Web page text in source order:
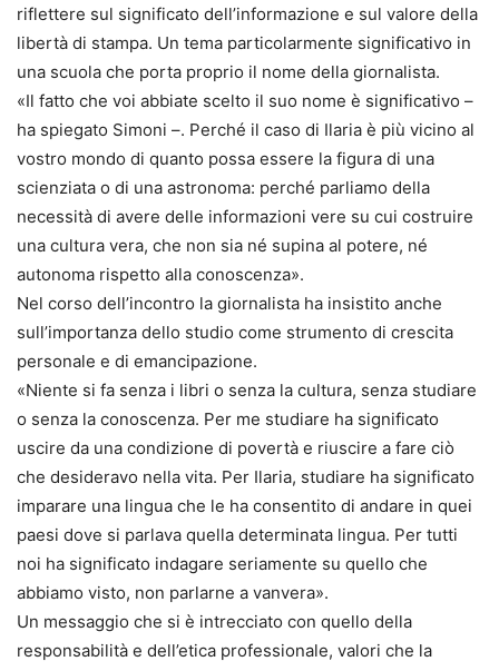
riflettere sul significato dell’informazione e sul valore della
libertà di stampa. Un tema particolarmente significativo in
una scuola che porta proprio il nome della giornalista.
«Il fatto che voi abbiate scelto il suo nome è significativo –
ha spiegato Simoni –. Perché il caso di Ilaria è più vicino al
vostro mondo di quanto possa essere la figura di una
scienziata o di una astronoma: perché parliamo della
necessità di avere delle informazioni vere su cui costruire
una cultura vera, che non sia né supina al potere, né
autonoma rispetto alla conoscenza».
Nel corso dell’incontro la giornalista ha insistito anche
sull’importanza dello studio come strumento di crescita
personale e di emancipazione.
«Niente si fa senza i libri o senza la cultura, senza studiare
o senza la conoscenza. Per me studiare ha significato
uscire da una condizione di povertà e riuscire a fare ciò
che desideravo nella vita. Per Ilaria, studiare ha significato
imparare una lingua che le ha consentito di andare in quei
paesi dove si parlava quella determinata lingua. Per tutti
noi ha significato indagare seriamente su quello che
abbiamo visto, non parlarne a vanvera».
Un messaggio che si è intrecciato con quello della
responsabilità e dell’etica professionale, valori che la